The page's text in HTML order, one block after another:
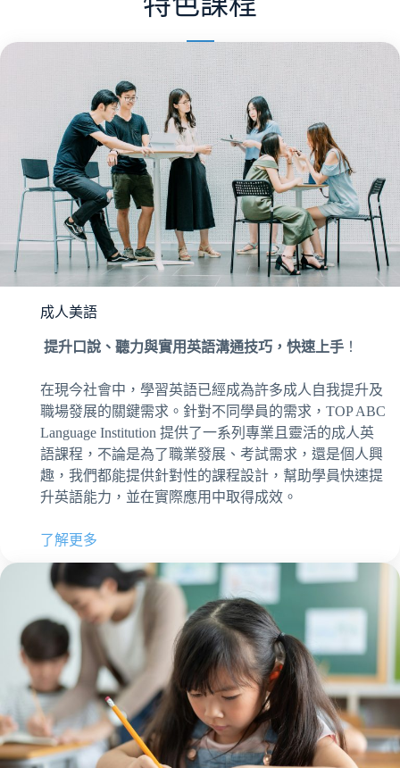
成人美語
提升口說、聽力與實用英語溝通技巧，快速上手 ！
在現今社會中，學習英語已經成為許多成人自我提升及
職場發展的關鍵需求。針對不同學員的需求，TOP ABC
Language Institution 提供了一系列專業且靈活的成人英
語課程，不論是為了職業發展、考試需求，還是個人興
趣，我們都能提供針對性的課程設計，幫助學員快速提
升英語能力，並在實際應用中取得成效。
了解更多